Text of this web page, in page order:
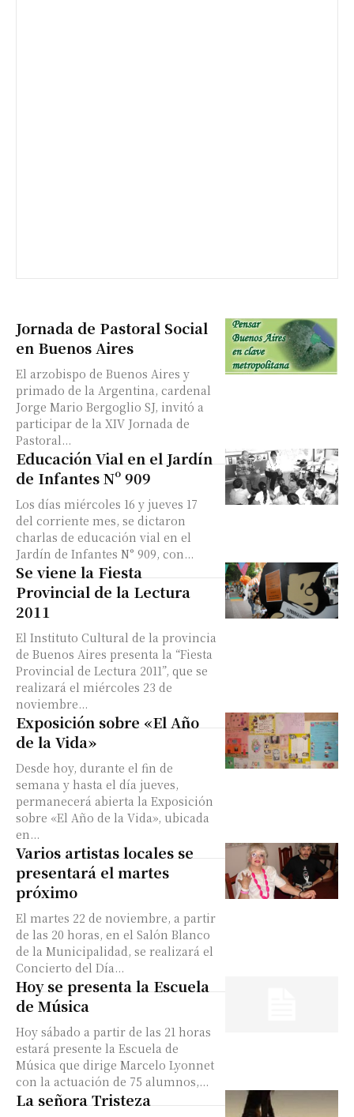
Número de teléfono
Jornada de Pastoral Social
en Buenos Aires
El arzobispo de Buenos Aires y
primado de la Argentina, cardenal
Jorge Mario Bergoglio SJ, invitó a
participar de la XIV Jornada de
Pastoral...
Educación Vial en el Jardín
de Infantes Nº 909
Los días miércoles 16 y jueves 17
del corriente mes, se dictaron
charlas de educación vial en el
Jardín de Infantes N° 909, con...
Se viene la Fiesta
Provincial de la Lectura
2011
El Instituto Cultural de la provincia
de Buenos Aires presenta la “Fiesta
Provincial de Lectura 2011”, que se
realizará el miércoles 23 de
noviembre...
Exposición sobre «El Año
de la Vida»
Desde hoy, durante el fin de
semana y hasta el día jueves,
permanecerá abierta la Exposición
sobre «El Año de la Vida», ubicada
en...
Varios artistas locales se
presentará el martes
próximo
El martes 22 de noviembre, a partir
de las 20 horas, en el Salón Blanco
de la Municipalidad, se realizará el
Concierto del Día...
Hoy se presenta la Escuela
de Música
Hoy sábado a partir de las 21 horas
estará presente la Escuela de
Música que dirige Marcelo Lyonnet
con la actuación de 75 alumnos,...
La señora Tristeza